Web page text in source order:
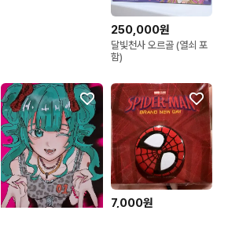
250,000원
달빛천사 오르골 (열쇠 포
함)
7,000원